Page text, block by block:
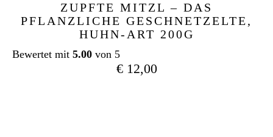
ZUPFTE MITZL – DAS
PFLANZLICHE GESCHNETZELTE,
HUHN-ART 200G
Bewertet mit 5.00 von 5
€12,00